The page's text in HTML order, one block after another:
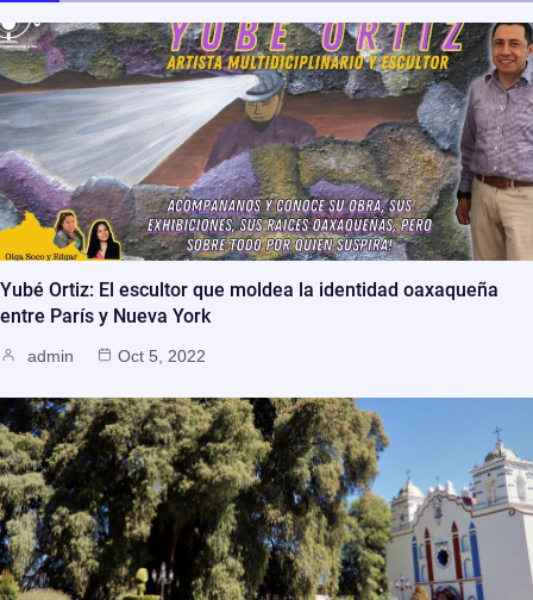
Yubé Ortiz: El escultor que moldea la identidad oaxaqueña
entre París y Nueva York
admin Oct 5, 2022